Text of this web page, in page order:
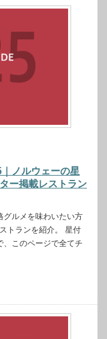
ノルウェーの星
ー掲載レストラン
グルメを味わいたい方
トランを紹介。 星付
、このページで全てチ